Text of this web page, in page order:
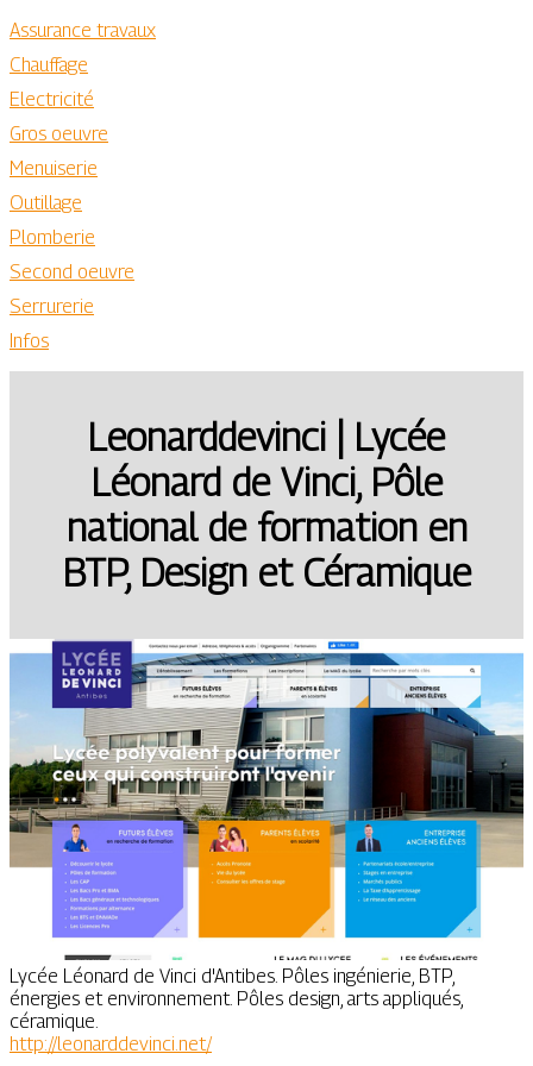
Assurance travaux
Chauffage
Electricité
Gros oeuvre
Menuiserie
Outillage
Plomberie
Second oeuvre
Serrurerie
Infos
Leonardde­vin­ci | Lycée
Léonard de Vinci, Pôle
national de formation en
BTP, Design et Céramique
Lycée Léonard de Vinci d'Antibes. Pôles ingénierie, BTP,
énergies et environnement. Pôles design, arts appliqués,
céramique.
http://leonarddevinci.net/